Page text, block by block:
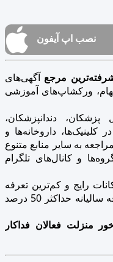
نصب اپ آیفون
مرجع آگهی‌های
ورکشاپ‌های آموزشی
دندانپزشکان،
کلینیک‌ها، داروخانه‌ها و
به سایر منابع متنوع
و کانال‌های تلگرام
رایج و کم‌ترین تعرفه
بازار فراهم است و سقف افزایش تعرفه سالیانه حداکثر 50 درصد
منزلت فعالان فداکار